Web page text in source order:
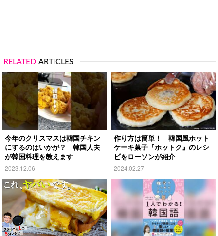
RELATED ARTICLES
今年のクリスマスは韓国チキン
にするのはいかが？ 韓国人夫
が韓国料理を教えます
2023.12.06
作り方は簡単！ 韓国風ホット
ケーキ菓子『ホットク』のレシ
ピをローソンが紹介
2024.02.27